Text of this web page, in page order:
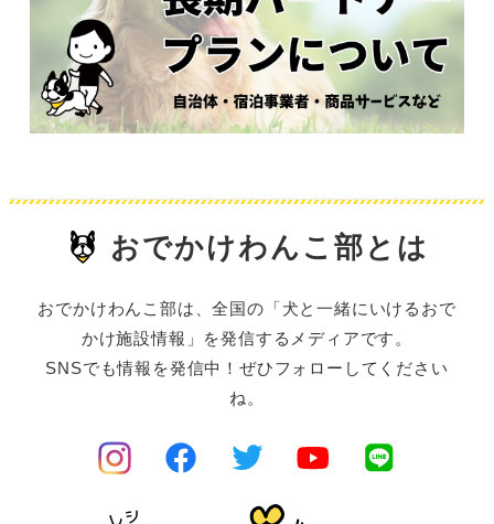
おでかけわんこ部とは
おでかけわんこ部は、全国の「犬と一緒にいけるおで
かけ施設情報」を発信するメディアです。
SNSでも情報を発信中！ぜひフォローしてください
ね。